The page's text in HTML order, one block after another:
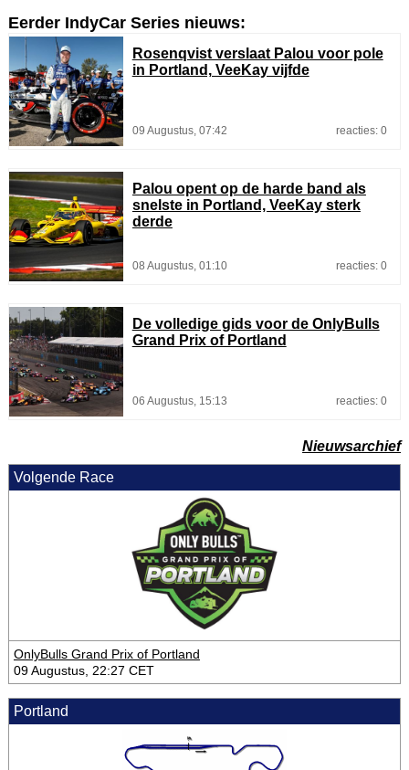
Eerder IndyCar Series nieuws:
Rosenqvist verslaat Palou voor pole
in Portland, VeeKay vijfde
09 Augustus, 07:42 reacties: 0
Palou opent op de harde band als
snelste in Portland, VeeKay sterk
derde
08 Augustus, 01:10 reacties: 0
De volledige gids voor de OnlyBulls
Grand Prix of Portland
06 Augustus, 15:13 reacties: 0
Nieuwsarchief
Volgende Race
OnlyBulls Grand Prix of Portland
09 Augustus, 22:27 CET
Portland